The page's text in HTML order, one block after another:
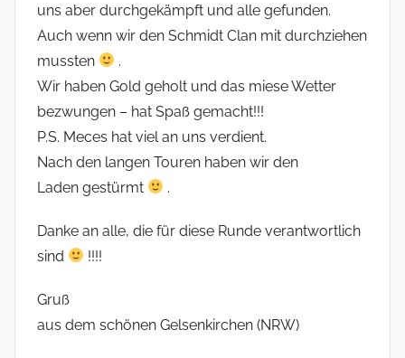
uns aber durchgekämpft und alle gefunden.
Auch wenn wir den Schmidt Clan mit durchziehen
mussten
.
Wir haben Gold geholt und das miese Wetter
bezwungen – hat Spaß gemacht!!!
P.S. Meces hat viel an uns verdient.
Nach den langen Touren haben wir den
Laden gestürmt
.
Danke an alle, die für diese Runde verantwortlich
sind
!!!!
Gruß
aus dem schönen Gelsenkirchen (NRW)